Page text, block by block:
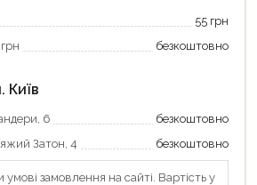
55 грн
безкоштовно
Київ
6
безкоштовно
Затон, 4
безкоштовно
умові замовлення на сайті. Вартість у